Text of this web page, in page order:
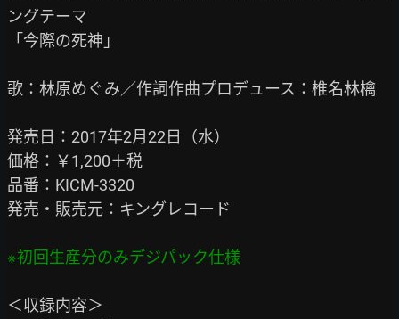
ングテーマ
「今際の死神」
歌：林原めぐみ／作詞作曲プロデュース：椎名林檎
発売日：2017年2月22日（水）
価格：￥1,200＋税
品番：KICM-3320
発売・販売元：キングレコード
＜収録内容＞